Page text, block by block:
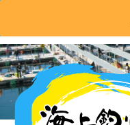
コ
ン
テ
ン